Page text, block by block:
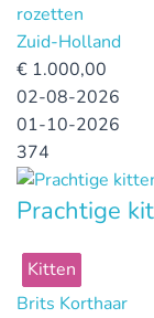
rozetten
Zuid-Holland
€ 1.000,00
02-08-2026
01-10-2026
374
Prachtige
Kitten
Brits Korthaar